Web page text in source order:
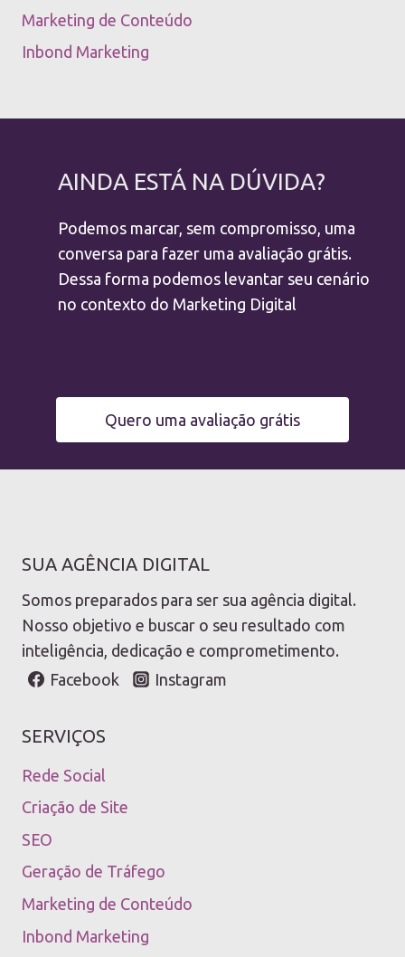
Marketing de Conteúdo
Inbond Marketing
AINDA ESTÁ NA DÚVIDA?
Podemos marcar, sem compromisso, uma
conversa para fazer uma avaliação grátis.
Dessa forma podemos levantar seu cenário
no contexto do Marketing Digital
Quero uma avaliação grátis
SUA AGÊNCIA DIGITAL
Somos preparados para ser sua agência digital.
Nosso objetivo e buscar o seu resultado com
inteligência, dedicação e comprometimento.
Facebook
Instagram
SERVIÇOS
Rede Social
Criação de Site
SEO
Geração de Tráfego
Marketing de Conteúdo
Inbond Marketing